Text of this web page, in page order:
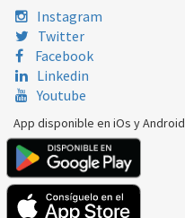
Instagram
Twitter
Facebook
Linkedin
Youtube
App disponible en iOs y Android